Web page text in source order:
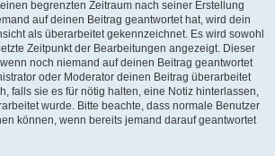
begrenzten Zeitraum nach seiner Erstellung
auf deinen Beitrag geantwortet hat, wird dein
als überarbeitet gekennzeichnet. Es wird sowohl
Zeitpunkt der Bearbeitungen angezeigt. Dieser
noch niemand auf deinen Beitrag geantwortet
oder Moderator deinen Beitrag überarbeitet
falls sie es für nötig halten, eine Notiz hinterlassen,
wurde. Bitte beachte, dass normale Benutzer
können, wenn bereits jemand darauf geantwortet